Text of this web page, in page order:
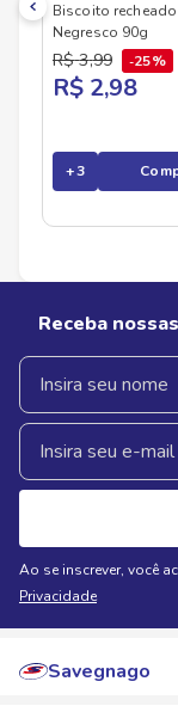
Biscoito
Negresco 90g
R$ 3,99 25%
R$ 2,98
+3
Receba
Ao se inscrever, você
Privacidade
Savegnago